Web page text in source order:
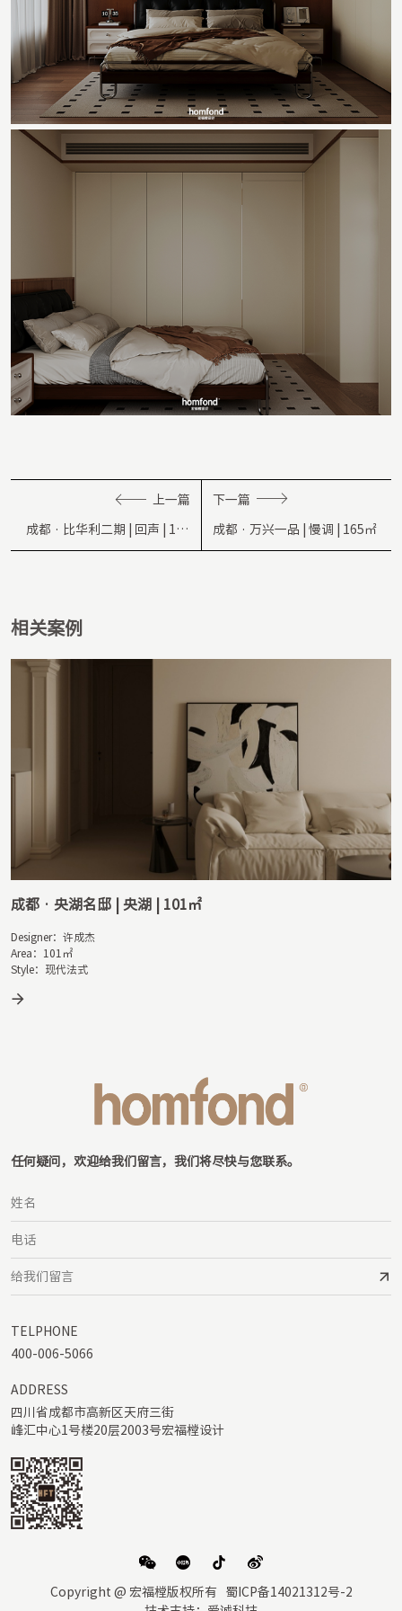
上一篇
成都 · 比华利二期 | 回声 | 104
㎡
下一篇
成都 · 万兴一品 | 慢调 | 165㎡
相关案例
成都 · 奥园麓语ONE | 简语 | 154㎡
Designer：蒋礼
Area：154㎡
Style：现代
任何疑问，欢迎给我们留言，我们将尽快与您联系。
TELPHONE
400-006-5066
ADDRESS
四川省成都市高新区天府三街
峰汇中心1号楼20层2003号宏福樘设计
Copyright @ 宏福樘版权所有
蜀ICP备14021312号-2